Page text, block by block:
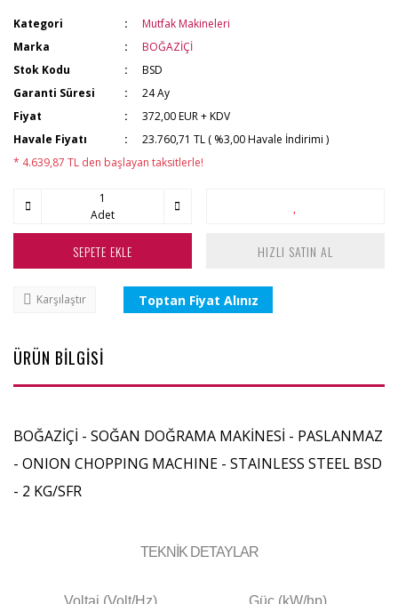
Kategori
Mutfak Makineleri
Marka
BOĞAZİÇİ
Stok Kodu
BSD
Garanti Süresi
24 Ay
Fiyat
372,00 EUR + KDV
Havale Fiyatı
23.760,71 TL ( %3,00 Havale İndirimi )
* 4.639,87 TL den başlayan taksitlerle!
Adet
SEPETE EKLE HIZLI SATIN AL
Karşılaştır Toptan Fiyat Alınız
ÜRÜN BİLGİSİ
BOĞAZİÇİ - SOĞAN DOĞRAMA MAKİNESİ - PASLANMAZ
- ONION CHOPPING MACHINE - STAINLESS STEEL BSD
- 2 KG/SFR
TEKNİK DETAYLAR
Voltaj (Volt/Hz) Güç (kW/hp)